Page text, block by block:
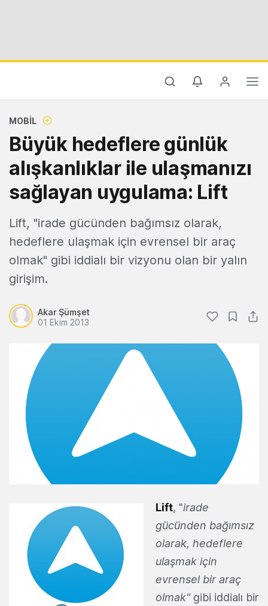
MOBIL
Büyük hedeflere günlük
alışkanlıklar ile ulaşmanızı
sağlayan uygulama: Lift
Lift, "irade gücünden bağımsız olarak,
hedeflere ulaşmak için evrensel bir araç
olmak" gibi iddialı bir vizyonu olan bir yalın
girişim.
Akar Şümşet
01 Ekim 2013
Lift, "irade
gücünden bağımsız
olarak, hedeflere
ulaşmak için
evrensel bir araç
olmak"gibi iddialı bir